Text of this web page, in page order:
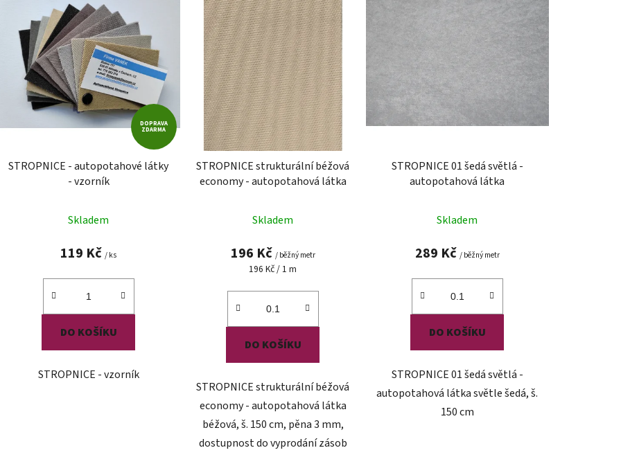
p
r
o
d
u
k
t
DOPRAVA
ZDARMA
STROPNICE - autopotahové látky
- vzorník
Skladem
119 Kč/ ks
DO KOŠÍKU
STROPNICE - vzorník
STROPNICE strukturální béžová
economy - autopotahová látka
Skladem
196 Kč / běžný metr
Měrná
196 Kč / 1 m
DO KOŠÍKU
STROPNICE strukturální béžová
economy - autopotahová látka
béžová, š. 150 cm, pěna 3 mm,
dostupnost do vyprodání zásob
STROPNICE 01 šedá světlá -
autopotahová látka
Skladem
289 Kč / běžný metr
DO KOŠÍKU
STROPNICE 01 šedá světlá -
autopotahová látka světle šedá, š.
150 cm